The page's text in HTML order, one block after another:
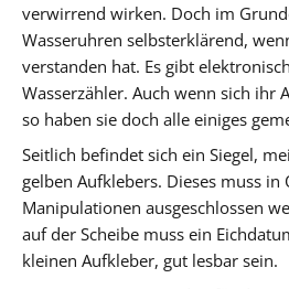
verwirrend wirken. Doch im
Wasseruhren selbsterklärend,
verstanden hat. Es gibt
Wasserzähler. Auch wenn sich ihr
so haben sie doch alle einiges
Seitlich befindet sich ein Siegel,
gelben Aufklebers. Dieses muss
Manipulationen ausgeschlossen
auf der Scheibe muss ein
kleinen Aufkleber, gut lesbar sein.